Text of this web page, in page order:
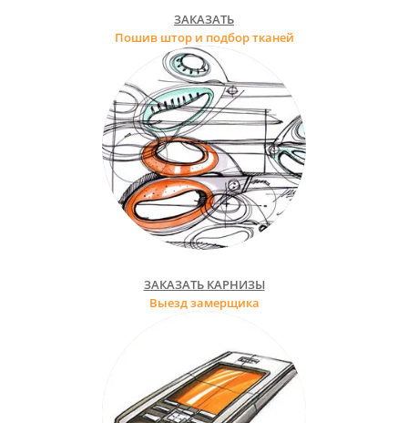
ЗАКАЗАТЬ
Пошив штор и подбор тканей
ЗАКАЗАТЬ КАРНИЗЫ
Выезд замерщика